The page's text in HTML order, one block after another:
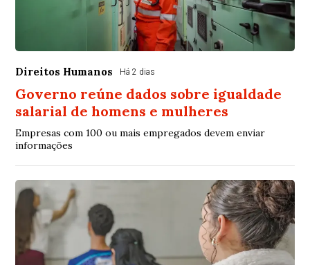
Direitos Humanos Há 2 dias
Governo reúne dados sobre igualdade
salarial de homens e mulheres
Empresas com 100 ou mais empregados devem enviar
informações